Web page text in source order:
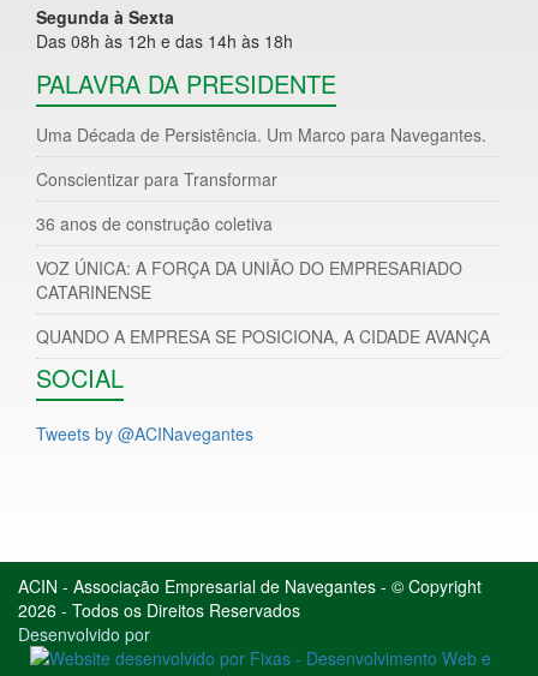
Segunda à Sexta
Das 08h às 12h e das 14h às 18h
PALAVRA DA PRESIDENTE
Uma Década de Persistência. Um Marco para Navegantes.
Conscientizar para Transformar
36 anos de construção coletiva
VOZ ÚNICA: A FORÇA DA UNIÃO DO EMPRESARIADO
CATARINENSE
QUANDO A EMPRESA SE POSICIONA, A CIDADE AVANÇA
SOCIAL
Tweets by @ACINavegantes
ACIN - Associação Empresarial de Navegantes - © Copyright
2026 - Todos os Direitos Reservados
Desenvolvido por